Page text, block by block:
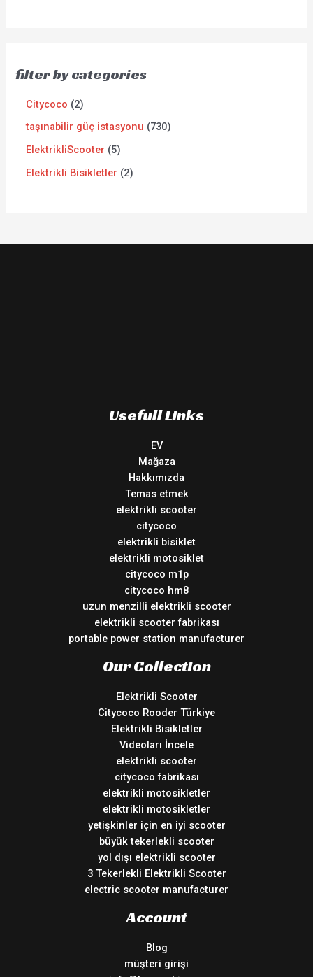
filter by categories
Citycoco
2
taşınabilir güç istasyonu
730
ElektrikliScooter
5
Elektrikli Bisikletler
2
Usefull Links
EV
Mağaza
Hakkımızda
Temas etmek
elektrikli scooter
citycoco
elektrikli bisiklet
elektrikli motosiklet
citycoco m1p
citycoco hm8
uzun menzilli elektrikli scooter
elektrikli scooter fabrikası
portable power station manufacturer
Our Collection
Elektrikli Scooter
Citycoco Rooder Türkiye
Elektrikli Bisikletler
Videoları İncele
elektrikli scooter
citycoco fabrikası
elektrikli motosikletler
elektrikli motosikletler
yetişkinler için en iyi scooter
büyük tekerlekli scooter
yol dışı elektrikli scooter
3 Tekerlekli Elektrikli Scooter
electric scooter manufacturer
Account
Blog
müşteri girişi